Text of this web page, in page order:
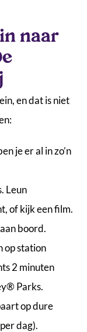
naar
en dat is niet
je er al in zo’n
Leun
of kijk een film.
boord.
op station
2 minuten
Parks.
op dure
dag).